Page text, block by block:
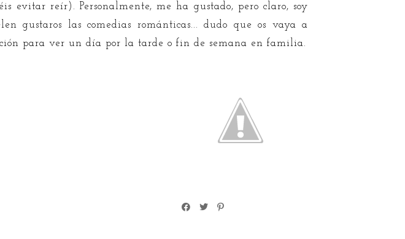
evitar reír). Personalmente, me ha gustado, pero claro, soy
gustaros las comedias románticas... dudo que os vaya a
para ver un día por la tarde o fin de semana en familia.